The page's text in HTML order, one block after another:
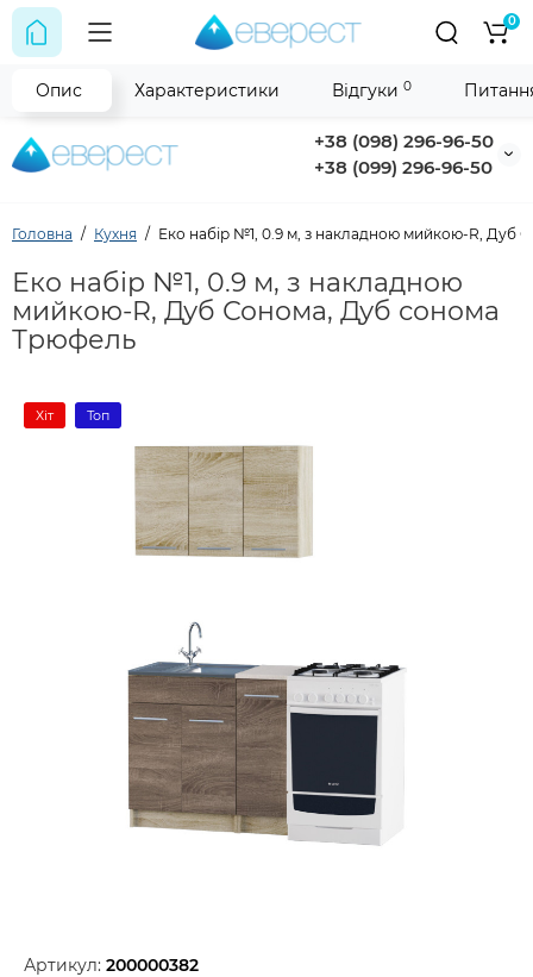
+38 (098) 296-96-50
+38 (099) 296-96-50
0
Головна Кухня Еко набір №1, 0.9 м, з накладною мийкою-R, Дуб
Еко набір №1, 0.9 м, з накладною
мийкою-R, Дуб Сонома, Дуб сонома
Трюфель
Хіт Топ
Артикул: 200000382
Опис Характеристики Відгуки 0